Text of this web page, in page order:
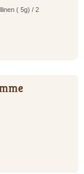
( 5g) / 2